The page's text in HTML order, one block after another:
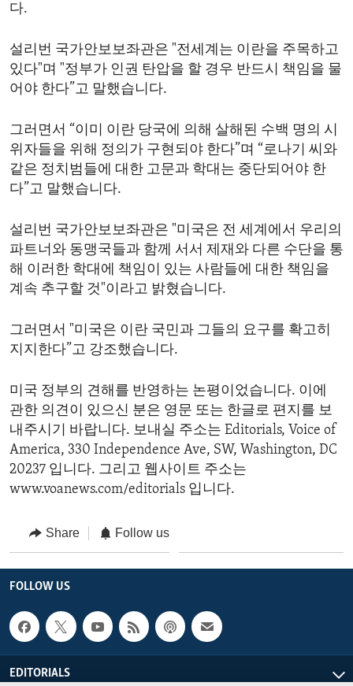
다.
설리번 국가안보보좌관은 "전세계는 이란을 주목하고
있다"며 "정부가 인권 탄압을 할 경우 반드시 책임을 물
어야 한다”고 말했습니다.
그러면서 “이미 이란 당국에 의해 살해된 수백 명의 시
위자들을 위해 정의가 구현되야 한다”며 “로나기 씨와
같은 정치범들에 대한 고문과 학대는 중단되어야 한
다”고 말했습니다.
설리번 국가안보보좌관은 "미국은 전 세계에서 우리의
파트너와 동맹국들과 함께 서서 제재와 다른 수단을 통
해 이러한 학대에 책임이 있는 사람들에 대한 책임을
계속 추구할 것"이라고 밝혔습니다.
그러면서 "미국은 이란 국민과 그들의 요구를 확고히
지지한다”고 강조했습니다.
미국 정부의 견해를 반영하는 논평이었습니다. 이에
관한 의견이 있으신 분은 영문 또는 한글로 편지를 보
내주시기 바랍니다. 보내실 주소는 Editorials, Voice of
America, 330 Independence Ave, SW, Washington, DC
20237 입니다. 그리고 웹사이트 주소는
www.voanews.com/editorials 입니다.
Share Follow us
FOLLOW US
EDITORIALS